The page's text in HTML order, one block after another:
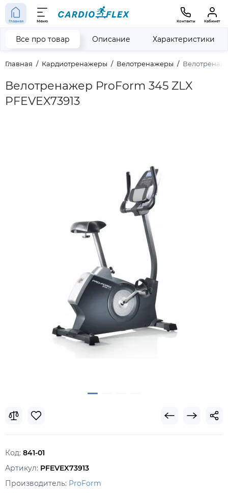
Главная Меню Контакты Кабинет
Главная Кардиотренажеры Велотренажеры
Велотренажер ProForm 345 ZLX
PFEVEX73913
Все про товар Описание Характеристики
Код: 841-01
Артикул: PFEVEX73913
Производитель: ProForm